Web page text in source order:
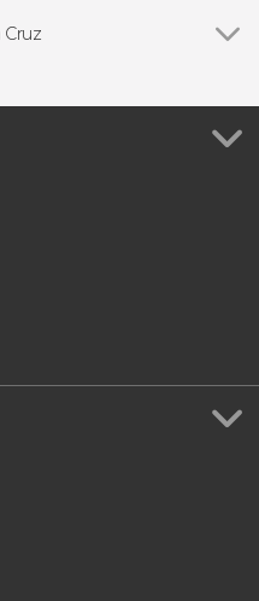
desde el norte de
de cetáceos y
+ Senderismo al
Cruz
de Puerto de
Garachico y
y el norte de